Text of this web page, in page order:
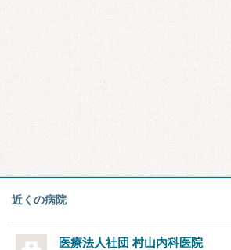
近くの病院
医療法人社団村山内科医院